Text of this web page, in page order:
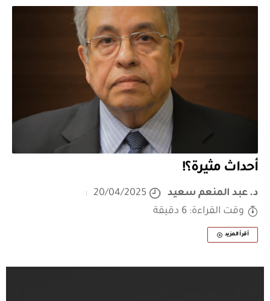
أحداث مثيرة؟!
د. عبد المنعم سعيد
20/04/2025
وقت القراءة: 6 دقيقة
أقرأ المزيد